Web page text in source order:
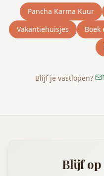
Pancha Karma Kuur
Vakantiehuisjes
Boek
Blijf je vastlopen?
Blijf op